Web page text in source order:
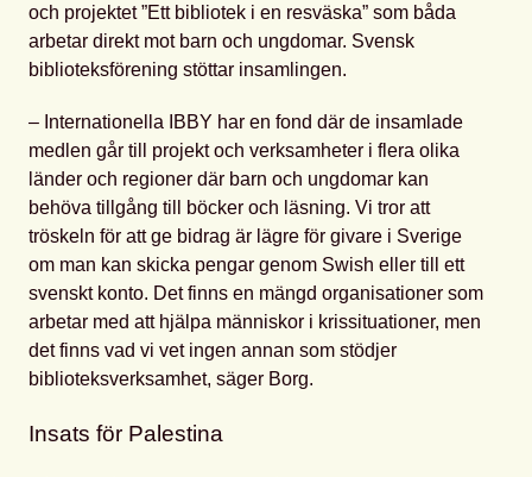
och projektet ”Ett bibliotek i en resväska” som båda
arbetar direkt mot barn och ungdomar. Svensk
biblioteksförening stöttar insamlingen.
– Internationella IBBY har en fond där de insamlade
medlen går till projekt och verksamheter i flera olika
länder och regioner där barn och ungdomar kan
behöva tillgång till böcker och läsning. Vi tror att
tröskeln för att ge bidrag är lägre för givare i Sverige
om man kan skicka pengar genom Swish eller till ett
svenskt konto. Det finns en mängd organisationer som
arbetar med att hjälpa människor i krissituationer, men
det finns vad vi vet ingen annan som stödjer
biblioteksverksamhet, säger Borg.
Insats för Palestina